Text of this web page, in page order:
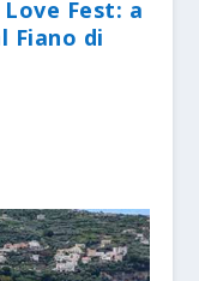
Fest: a
Fiano di